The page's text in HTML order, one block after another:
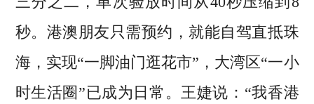
秒。港澳朋友只需预约，就能自驾直抵珠
海，实现“一脚油门逛花市”，大湾区“一小
时生活圈”已成为日常。王婕说：“我香港